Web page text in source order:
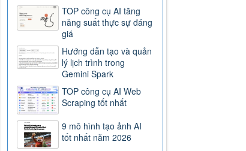
TOP công cụ AI tăng
năng suất thực sự đáng
giá
Hướng dẫn tạo và quản
lý lịch trình trong
Gemini Spark
TOP công cụ AI Web
Scraping tốt nhất
9 mô hình tạo ảnh AI
tốt nhất năm 2026